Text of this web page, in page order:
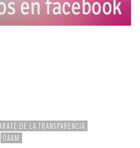
DE LA TRANSPARENCIA
OAAM